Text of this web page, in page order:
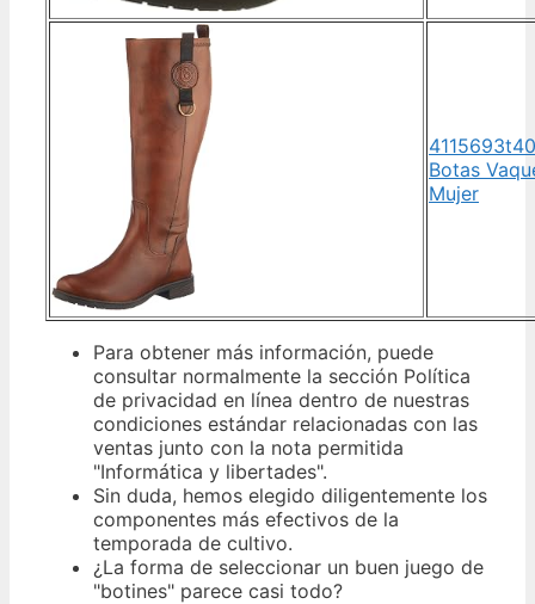
Botas
Mujer
Para obtener más información, puede
consultar normalmente la sección Política
de privacidad en línea dentro de nuestras
condiciones estándar relacionadas con las
ventas junto con la nota permitida
"Informática y libertades".
Sin duda, hemos elegido diligentemente los
componentes más efectivos de la
temporada de cultivo.
¿La forma de seleccionar un buen juego de
"botines" parece casi todo?